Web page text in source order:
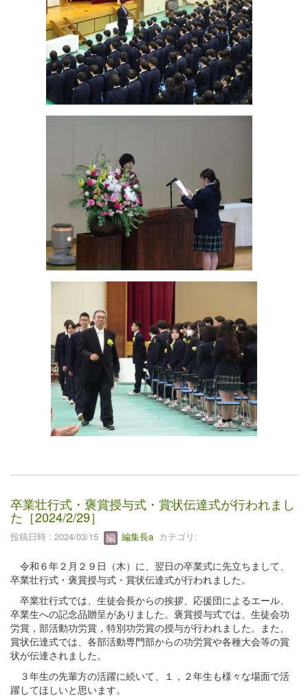
卒業壮行式・褒賞授与式・賞状伝達式が行われまし
た［2024/2/29］
投稿日時 : 2024/03/15 編集長a カテゴリ:
令和６年２月２９日（木）に、翌日の卒業式に先立ちまして、
卒業壮行式・褒賞授与式・賞状伝達式が行われました。
卒業壮行式では、生徒会長からの挨拶、応援団によるエール、
卒業生への記念品贈呈がありました。褒賞授与式では、生徒会功
労賞，部活動功労賞，特別功労賞の授与が行われました。また、
賞状伝達式では、各部活動専門部からの功労賞や各種大会等の賞
状が伝達されました。
３年生の先輩方の活躍に続いて、１，２年生も様々な場面で活
躍してほしいと思います。